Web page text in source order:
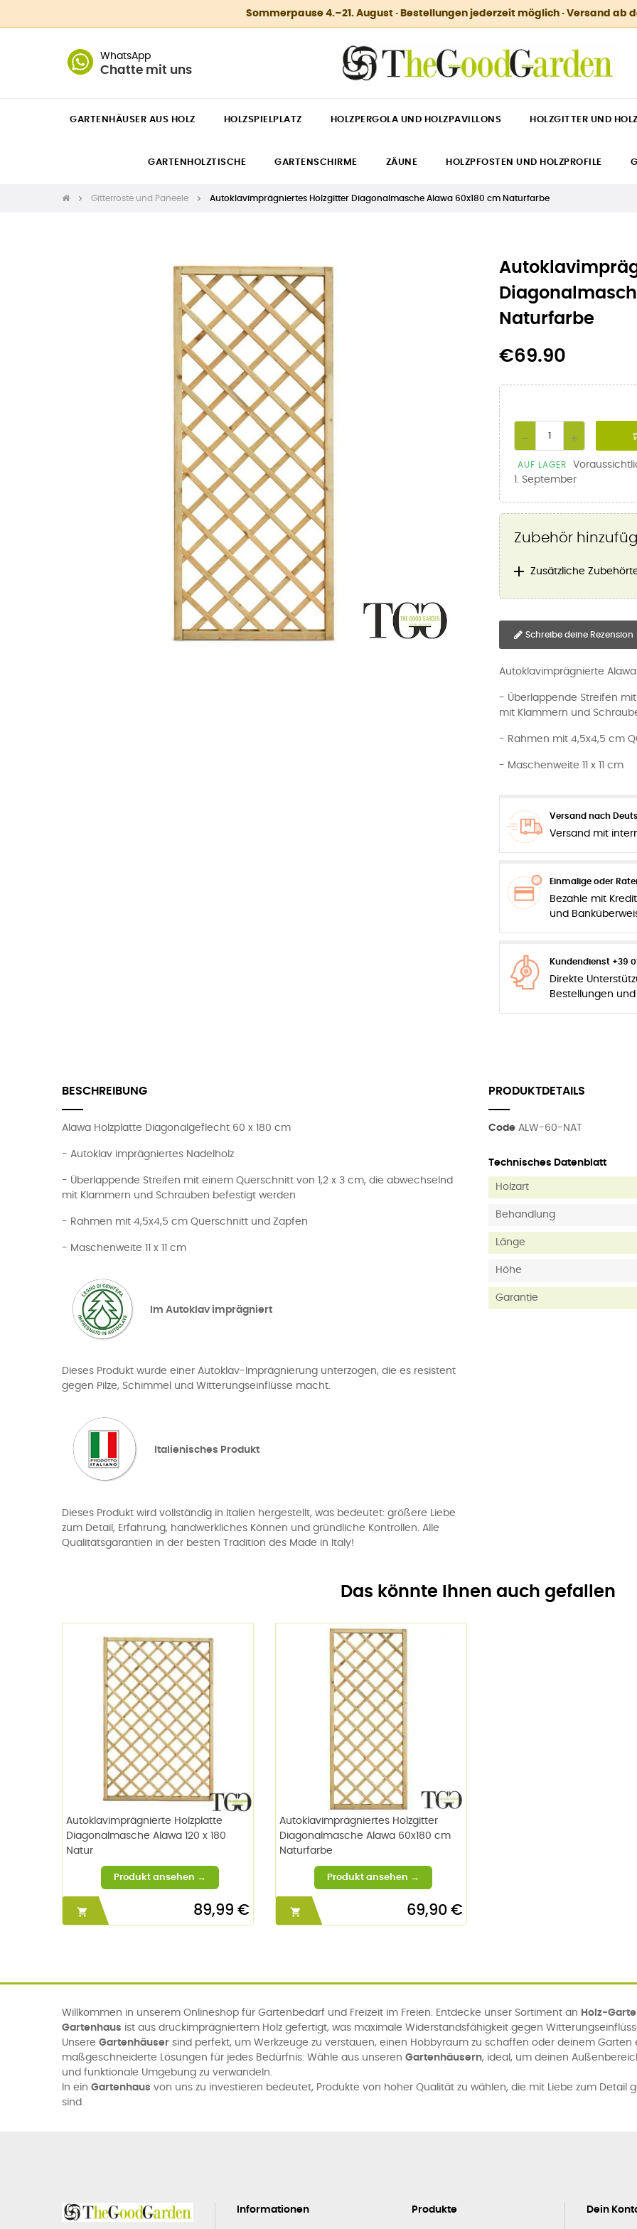
Sommerpause 4.–21. August · Bestellungen jederzeit möglich · Versand ab
WhatsApp
Chatte mit uns
GARTENHÄUSER AUS HOLZ HOLZSPIELPLATZ HOLZPERGOLA UND HOLZPAVILLONS HOLZGITTER UND
GARTENHOLZTISCHE GARTENSCHIRME ZÄUNE HOLZPFOSTEN UND HOLZPROFILE
Gitterroste und Paneele Autoklavimprägniertes Holzgitter Diagonalmasche Alawa 60x180 cm Naturfarbe
Naturfarbe
€69.90
AUF LAGER
1. September
Zubehör
 Zusätzliche
Schreibe deine Rezension
Autoklavimprägnierte
- Überlappende Streifen
mit Klammern und
- Rahmen mit 4,5x4,5 cm
- Maschenweite 11 x 11 cm
Versand nach
Versand mit
Einmalige oder
Bezahle mit
und
Kundendienst +39
Direkte
Bestellungen
BESCHREIBUNG
Alawa Holzplatte Diagonalgeflecht 60 x 180 cm
- Autoklav imprägniertes Nadelholz
- Überlappende Streifen mit einem Querschnitt von 1,2 x 3 cm, die abwechselnd
mit Klammern und Schrauben befestigt werden
- Rahmen mit 4,5x4,5 cm Querschnitt und Zapfen
- Maschenweite 11 x 11 cm
Im Autoklav imprägniert
Dieses Produkt wurde einer Autoklav-Imprägnierung unterzogen, die es resistent
gegen Pilze, Schimmel und Witterungseinflüsse macht.
Italienisches Produkt
Dieses Produkt wird vollständig in Italien hergestellt, was bedeutet: größere Liebe
zum Detail, Erfahrung, handwerkliches Können und gründliche Kontrollen. Alle
Qualitätsgarantien in der besten Tradition des Made in Italy!
PRODUKTDETAILS
Code ALW-60-NAT
Technisches Datenblatt
Holzart
Behandlung
Länge
Höhe
Garantie
Das könnte Ihnen auch gefallen
Autoklavimprägnierte Holzplatte
Diagonalmasche Alawa 120 x 180
Natur
 89,99 €
Autoklavimprägniertes Holzgitter
Diagonalmasche Alawa 60x180 cm
Naturfarbe
 69,90 €
Willkommen in unserem Onlineshop für Gartenbedarf und Freizeit im Freien. Entdecke unser Sortiment an Holz-
Gartenhaus ist aus druckimprägniertem Holz gefertigt, was maximale Widerstandsfähigkeit gegen
Unsere Gartenhäuser sind perfekt, um Werkzeuge zu verstauen, einen Hobbyraum zu schaffen oder deinem Garten
maßgeschneiderte Lösungen für jedes Bedürfnis: Wähle aus unseren Gartenhäusern, ideal, um deinen
und funktionale Umgebung zu verwandeln.
In ein Gartenhaus von uns zu investieren bedeutet, Produkte von hoher Qualität zu wählen, die mit Liebe zum Detail
sind.
Informationen Produkte Dein